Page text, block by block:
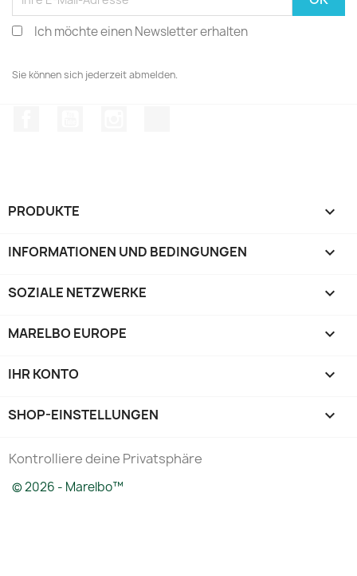
Ich möchte einen Newsletter erhalten
Sie können sich jederzeit abmelden.
PRODUKTE 
INFORMATIONEN UND BEDINGUNGEN 
SOZIALE NETZWERKE 
MARELBO EUROPE 
IHR KONTO 
SHOP-EINSTELLUNGEN keyboard_arrow_down
Kontrolliere deine Privatsphäre
© 2026 - Marelbo™